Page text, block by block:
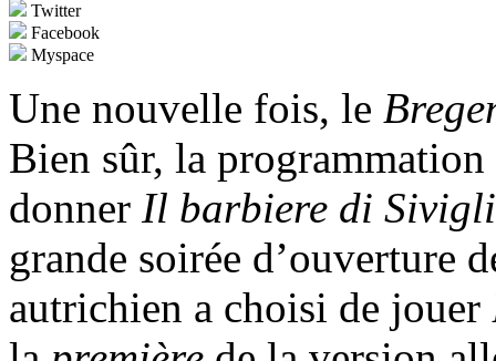
Twitter
Facebook
Myspace
Une nouvelle fois, le
Bien sûr, la programmation
donner Il barbiere di
grande soirée d’ouverture
autrichien a choisi de jouer